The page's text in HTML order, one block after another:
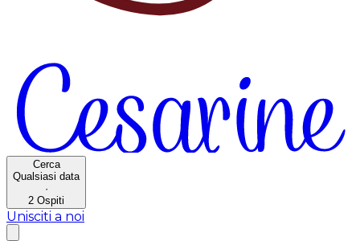
Cerca
Qualsiasi data
·
2 Ospiti
Unisciti a noi